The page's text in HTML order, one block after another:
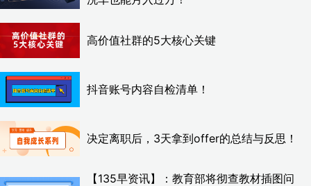
高价值社群的5大核心关键
抖音账号内容自检清单！
决定离职后，3天拿到offer的总结与反思！
【135早资讯】：教育部将彻查教材插图问